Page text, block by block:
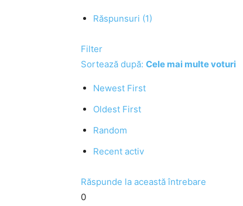
Răspunsuri (1)
Filter
Sortează după: Cele mai multe voturi
Newest First
Oldest First
Random
Recent activ
Răspunde la această întrebare
0